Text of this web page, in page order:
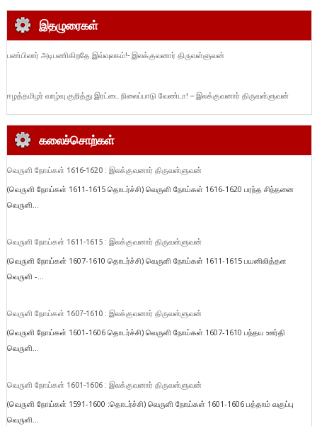
இதழுரைகள்
பண்பிலார் அடிபணிகிறதே இவ்வுலகம்!- இலக்குவனார் திருவள்ளுவன்
ஈழத்தமிழர் வாழ்வு குறித்து இரட்டை நிலைப்பாடு வேண்டா! – இலக்குவனார் திருவள்ளுவன்
கலைச்சொற்கள்
வெருளி நோய்கள் 1616-1620 : இலக்குவனார் திருவள்ளுவன்
(வெருளி நோய்கள் 1611-1615 தொடர்ச்சி) வெருளி நோய்கள் 1616-1620 பரந்த சிந்தனை
வெருளி...
வெருளி நோய்கள் 1611-1615 : இலக்குவனார் திருவள்ளுவன்
(வெருளி நோய்கள் 1607-1610 தொடர்ச்சி) வெருளி நோய்கள் 1611-1615 பயனிலித்தள
வெருளி -...
வெருளி நோய்கள் 1607-1610 : இலக்குவனார் திருவள்ளுவன்
(வெருளி நோய்கள் 1601-1606 தொடர்ச்சி) வெருளி நோய்கள் 1607-1610 பந்தய ஊர்தி
வெருளி...
வெருளி நோய்கள் 1601-1606 : இலக்குவனார் திருவள்ளுவன்
(வெருளி நோய்கள் 1591-1600 :தொடர்ச்சி) வெருளி நோய்கள் 1601-1606 பத்தாம் வகுப்பு
வெருளி...